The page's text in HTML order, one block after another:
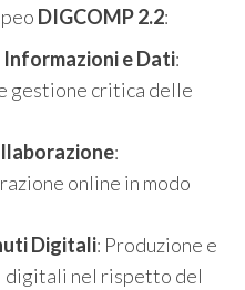
DIGCOMP 2.2:
e Dati:
gestione critica delle
:
online in modo
Digitali: Produzione e
digitali nel rispetto del